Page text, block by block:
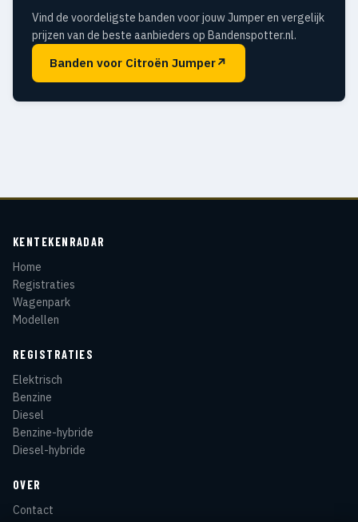
Vind de voordeligste banden voor jouw Jumper en vergelijk
prijzen van de beste aanbieders op Bandenspotter.nl.
Banden voor Citroën Jumper↗
KENTEKENRADAR
Home
Registraties
Wagenpark
Modellen
REGISTRATIES
Elektrisch
Benzine
Diesel
Benzine-hybride
Diesel-hybride
OVER
Contact